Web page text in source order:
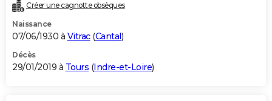
Créer une cagnotte obsèques
Naissance
07/06/1930 à Vitrac(Cantal)
Décès
29/01/2019 à Tours (Indre-et-Loire)